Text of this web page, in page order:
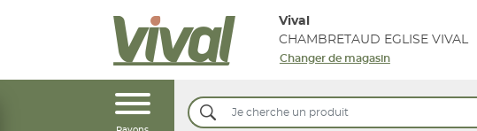
Vival
CHAMBRETAUD EGLISE VIVAL
Changer de magasin